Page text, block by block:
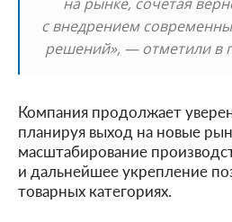
с внедрением
решений», — отметили в
Компания продолжает
планируя выход на новые
масштабирование
и дальнейшее укрепление
товарных категориях.